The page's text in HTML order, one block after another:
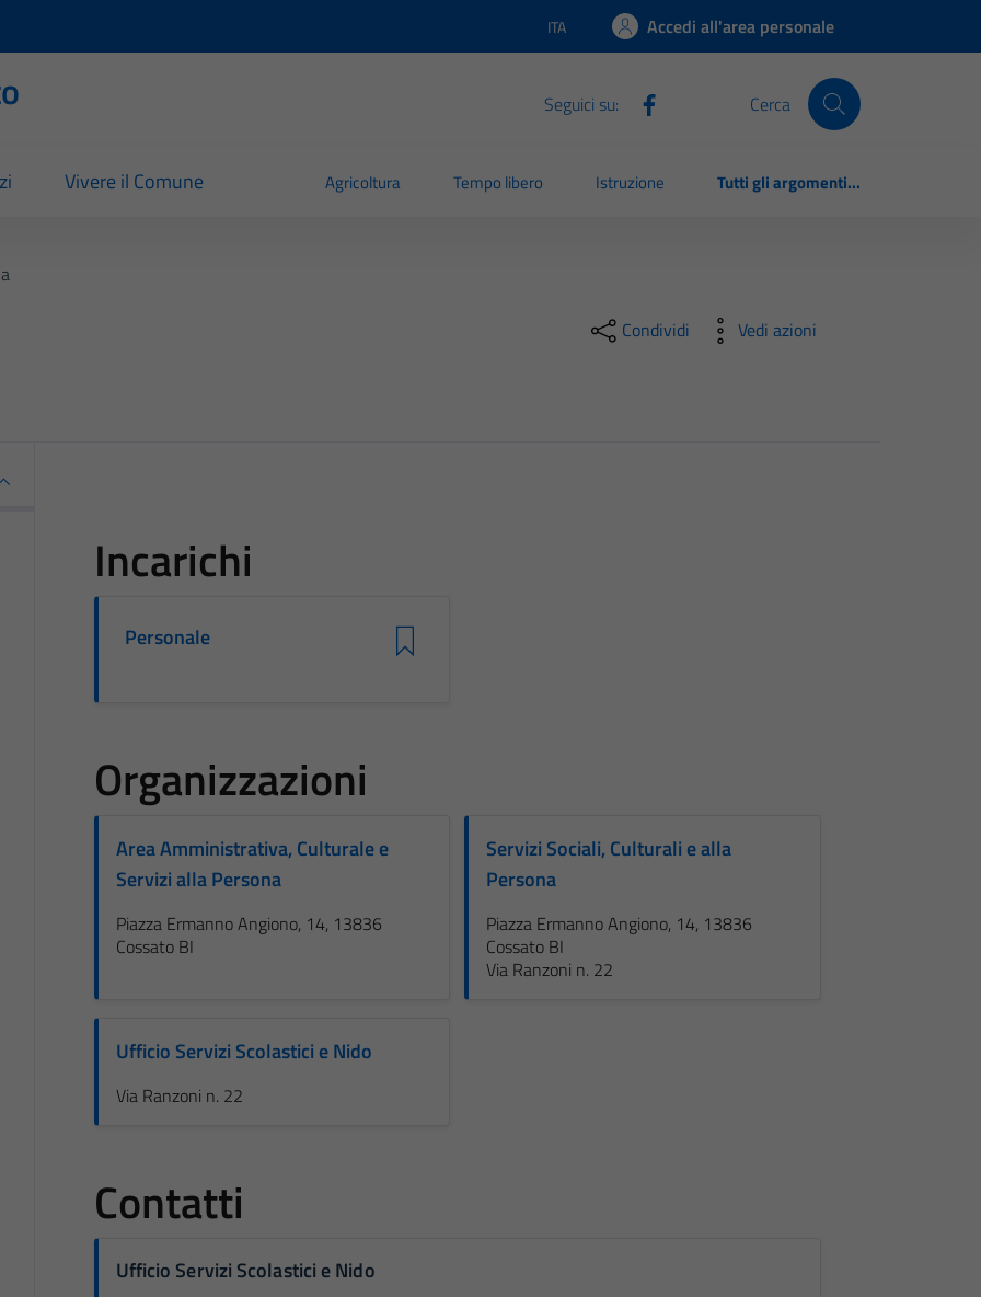
Lingua attiva:
ITA Accedi all'area personale
Seguici su: Cerca
Vivere il Comune Agricoltura Tempo libero Istruzione Tutti gli argomenti...
Condividi Vedi azioni
Incarichi
Personale
Organizzazioni
Area Amministrativa, Culturale e
Servizi alla Persona
Piazza Ermanno Angiono, 14, 13836
Cossato BI
Servizi Sociali, Culturali e alla
Persona
Piazza Ermanno Angiono, 14, 13836
Cossato BI
Via Ranzoni n. 22
Ufficio Servizi Scolastici e Nido
Via Ranzoni n. 22
Contatti
Ufficio Servizi Scolastici e Nido